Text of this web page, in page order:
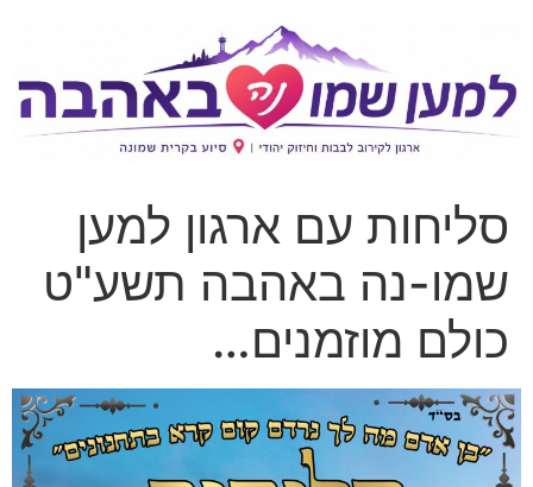
סליחות עם ארגון למען
שמו-נה באהבה תשע"ט
כולם מוזמנים…